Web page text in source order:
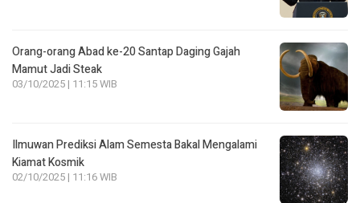
Orang-orang Abad ke-20 Santap Daging Gajah
Mamut Jadi Steak
03/10/2025 | 11:15 WIB
Ilmuwan Prediksi Alam Semesta Bakal Mengalami
Kiamat Kosmik
02/10/2025 | 11:16 WIB